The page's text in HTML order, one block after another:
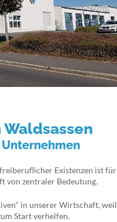
Existenzen ist für
von zentraler Bedeutung.
in unserer Wirtschaft, weil
Start verhelfen.